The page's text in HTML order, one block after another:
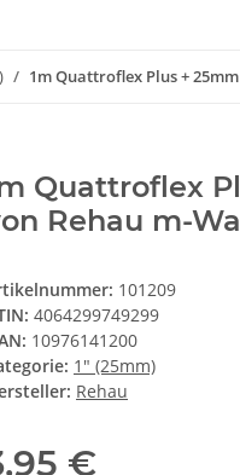
1m Quattroflex Plus +
Quattroflex
Rehau m-
101209
4064299749299
10976141200
1" (25mm)
Rehau
€